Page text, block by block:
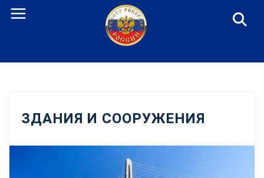
Перейти
ЗДАНИЯ И СООРУЖЕНИЯ